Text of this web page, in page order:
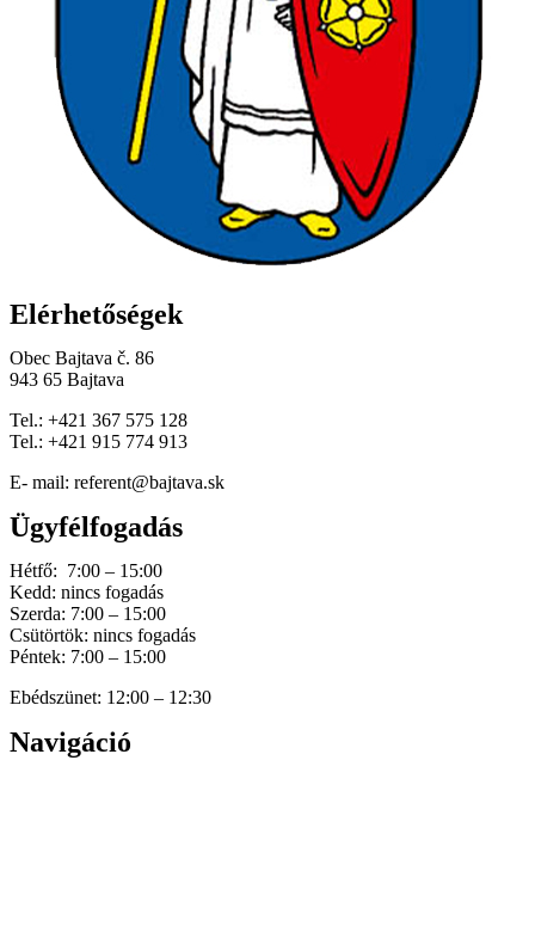
Elérhetőségek
Obec Bajtava č. 86
943 65 Bajtava
Tel.: +421 367 575 128
Tel.: +421 915 774 913
E- mail: referent@bajtava.sk
Ügyfélfogadás
Hétfő: 7:00 – 15:00
Kedd: nincs fogadás
Szerda: 7:00 – 15:00
Csütörtök: nincs fogadás
Péntek: 7:00 – 15:00
Ebédszünet: 12:00 – 12:30
Navigáció